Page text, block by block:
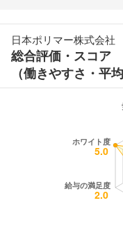
日本ポリマー株式会社
総合評価・スコア
（働きやすさ・平